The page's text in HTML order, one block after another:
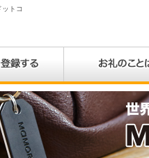
トコ